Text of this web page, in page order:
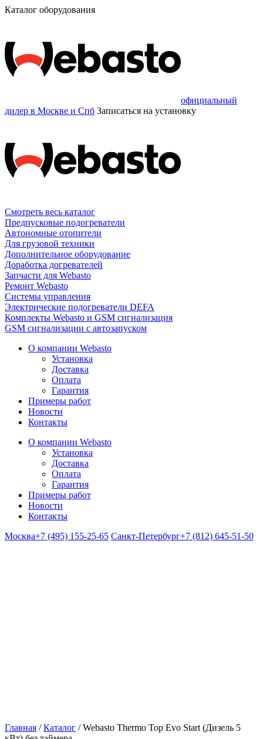
Каталог оборудования
официальный
дилер в Москве и Спб Записаться на установку
Смотреть весь каталог
Предпусковые подогреватели
Автономные отопители
Для грузовой техники
Дополнительное оборудование
Доработка догревателей
Запчасти для Webasto
Ремонт Webasto
Системы управления
Электрические подогреватели DEFA
Комплекты Webasto и GSM сигнализация
GSM сигнализации с автозапуском
О компании Webasto
Установка
Доставка
Оплата
Гарантия
Примеры работ
Новости
Контакты
О компании Webasto
Установка
Доставка
Оплата
Гарантия
Примеры работ
Новости
Контакты
Москва+7 (495) 155-25-65 Санкт-Петербург+7 (812) 645-51-50
Главная / Каталог / Webasto Thermo Top Evo Start (Дизель 5